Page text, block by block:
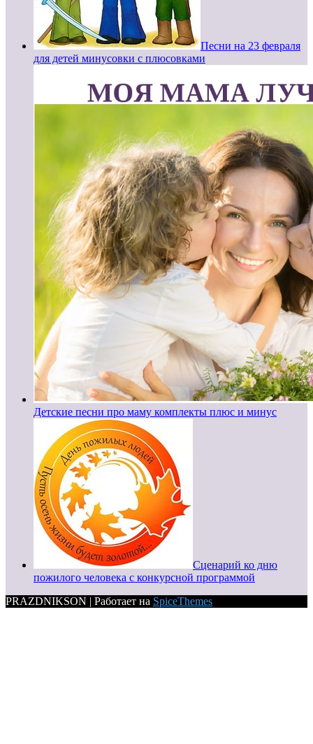
Песни на 23 февраля
для детей минусовки с плюсовками
Детские песни про маму комплекты плюс и минус
Сценарий ко дню
пожилого человека с конкурсной программой
PRAZDNIKSON | Работает на SpiceThemes